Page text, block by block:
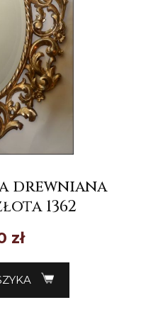
drewniana
1362
zł